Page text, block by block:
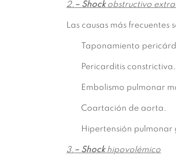
2. – Shockobstructivo
Las causas más
Taponamiento
Pericarditis constrictiva.
Embolismo pulmonar
Coartación de aorta.
Hipertensión pulmonar
3. – Shockhipovolémico